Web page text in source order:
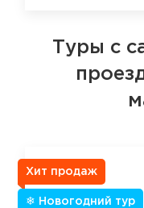
Туры с
Хит продаж
❄ Новогодний тур